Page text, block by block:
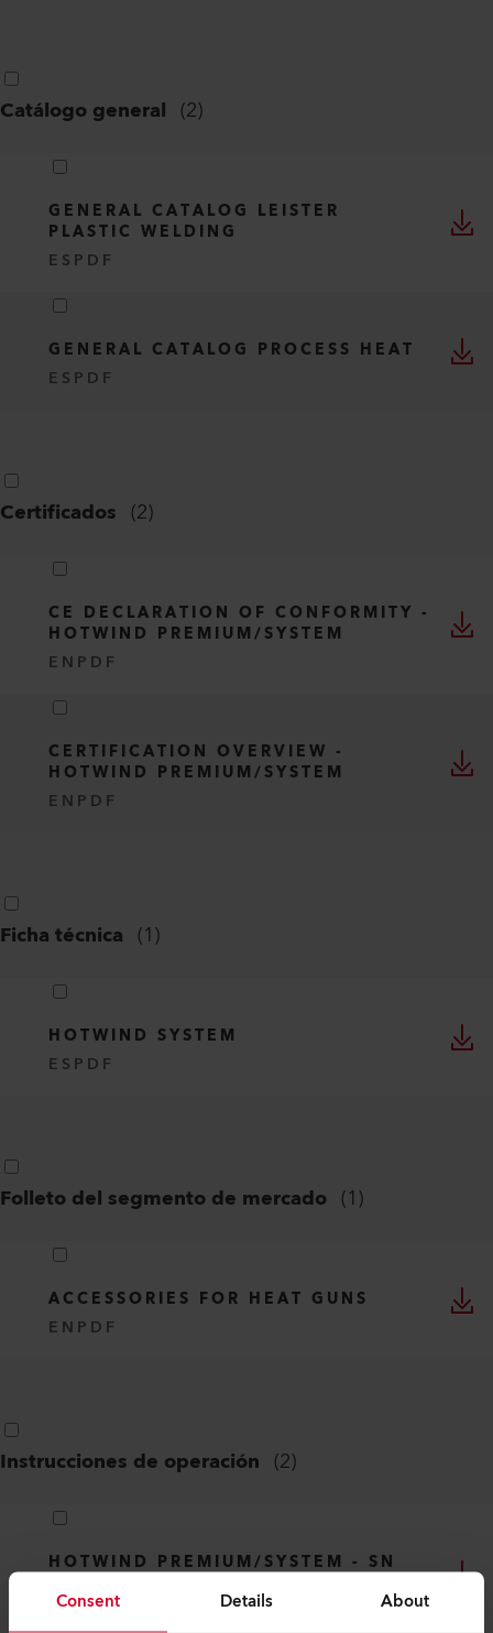
Consent Details About
Catálogo general (2)
GENERAL CATALOG LEISTER
PLASTIC WELDING
ES PDF
GENERAL CATALOG PROCESS HEAT
ES PDF
Certificados (2)
CE DECLARATION OF CONFORMITY -
HOTWIND PREMIUM/SYSTEM
EN PDF
CERTIFICATION OVERVIEW -
HOTWIND PREMIUM/SYSTEM
EN PDF
Ficha técnica (1)
HOTWIND SYSTEM
ES PDF
Folleto del segmento de mercado (1)
ACCESSORIES FOR HEAT GUNS
EN PDF
Instrucciones de operación (2)
HOTWIND PREMIUM/SYSTEM - SN
DE, EN, IT, FR, ES, ...